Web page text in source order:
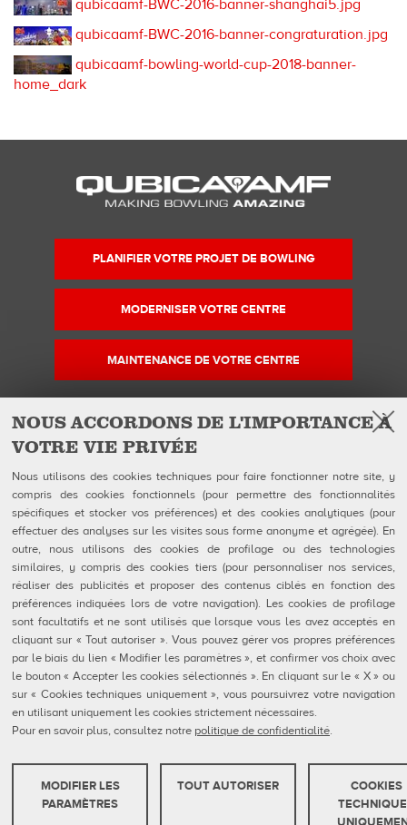
NOUS ACCORDONS DE L'IMPORTANCE À
VOTRE VIE PRIVÉE
Nous utilisons des cookies techniques pour faire fonctionner notre site, y
compris des cookies fonctionnels (pour permettre des fonctionnalités
spécifiques et stocker vos préférences) et des cookies analytiques (pour
effectuer des analyses sur les visites sous forme anonyme et agrégée). En
outre, nous utilisons des cookies de profilage ou des technologies
similaires, y compris des cookies tiers (pour personnaliser nos services,
réaliser des publicités et proposer des contenus ciblés en fonction des
préférences indiquées lors de votre navigation). Les cookies de profilage
sont facultatifs et ne sont utilisés que lorsque vous les avez acceptés en
cliquant sur « Tout autoriser ». Vous pouvez gérer vos propres préférences
par le biais du lien « Modifier les paramètres », et confirmer vos choix avec
le bouton « Accepter les cookies sélectionnés ». En cliquant sur le « X » ou
sur « Cookies techniques uniquement », vous poursuivrez votre navigation
en utilisant uniquement les cookies strictement nécessaires.
Pour en savoir plus, consultez notre politique de confidentialité.
COOKIES TECHNIQUES
COOKIES
TOUT AUTORISER
MODIFIER LES
PARAMÈTRES
qubicaamf-BWC-2016-banner-shanghai5.jpg
qubicaamf-BWC-2016-banner-congraturation.jpg
qubicaamf-bowling-world-cup-2018-banner-
home_dark
PLANIFIER VOTRE PROJET DE BOWLING
MODERNISER VOTRE CENTRE
MAINTENANCE DE VOTRE CENTRE
QUBICAAMF WORLDWIDE LLC
40 rue Jacques Ibert
92300 Levallois-Perret:
Téléphone : 0140899470
Produits
Galerie
Actualités
eShop
Contacts
Formulaires FDS
Politique de confidentialité
Politique en matière de cookies
Configuration des cookies
Rapports De Dénonciation
Suivez-nous sur
QubicaAMF Europe spa - Via della Croce Coperta, 15 40128 Bologna, Italy - VAT